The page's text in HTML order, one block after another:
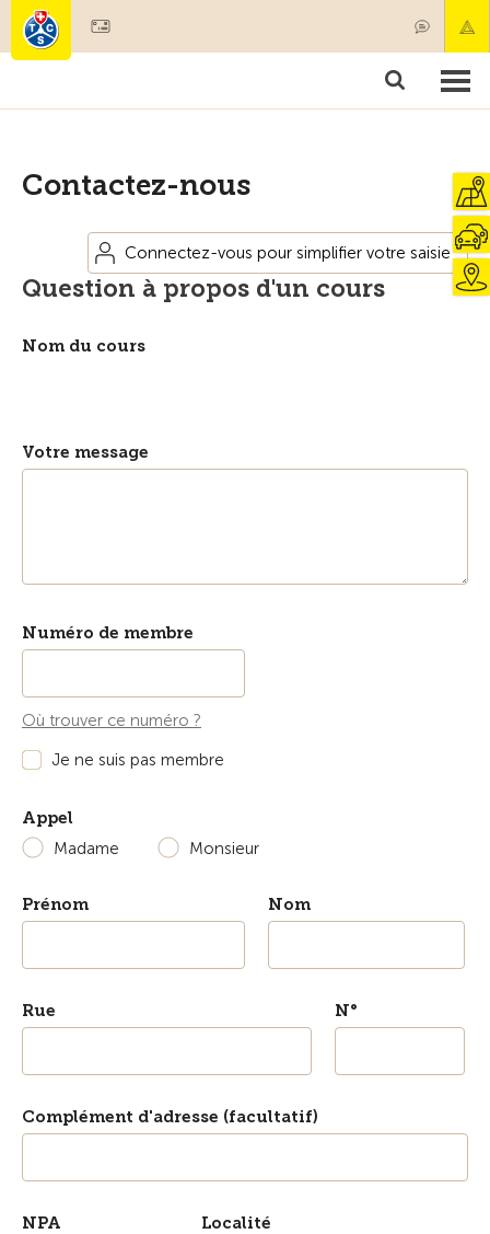
Membres & prestations
Contactez-nous
Connectez-vous pour simplifier votre saisie
Question à propos d'un cours
Nom du cours
Votre message
Numéro de membre
Où trouver ce numéro ?
Je ne suis pas membre
Appel
Madame
Monsieur
Prénom Nom
Rue N°
Complément d'adresse (facultatif)
NPA Localité